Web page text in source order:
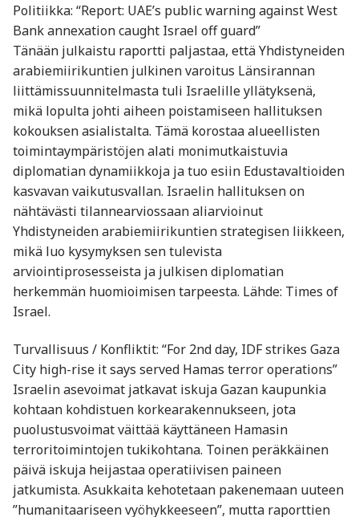
Politiikka: “Report: UAE’s public warning against West
Bank annexation caught Israel off guard”
Tänään julkaistu raportti paljastaa, että Yhdistyneiden
arabiemiirikuntien julkinen varoitus Länsirannan
liittämissuunnitelmasta tuli Israelille yllätyksenä,
mikä lopulta johti aiheen poistamiseen hallituksen
kokouksen asialistalta. Tämä korostaa alueellisten
toimintaympäristöjen alati monimutkaistuvia
diplomatian dynamiikkoja ja tuo esiin Edustavaltioiden
kasvavan vaikutusvallan. Israelin hallituksen on
nähtävästi tilannearviossaan aliarvioinut
Yhdistyneiden arabiemiirikuntien strategisen liikkeen,
mikä luo kysymyksen sen tulevista
arviointiprosesseista ja julkisen diplomatian
herkemmän huomioimisen tarpeesta. Lähde: Times of
Israel.
Turvallisuus / Konfliktit: “For 2nd day, IDF strikes Gaza
City high-rise it says served Hamas terror operations”
Israelin asevoimat jatkavat iskuja Gazan kaupunkia
kohtaan kohdistuen korkea­rakennukseen, jota
puolustusvoimat väittää käyttäneen Hamasin
terroritoimintojen tukikohtana. Toinen peräkkäinen
päivä iskuja heijastaa operatiivisen paineen
jatkumista. Asukkaita kehotetaan pakenemaan uuteen
”humanitaariseen vyöhykkeeseen”, mutta raporttien